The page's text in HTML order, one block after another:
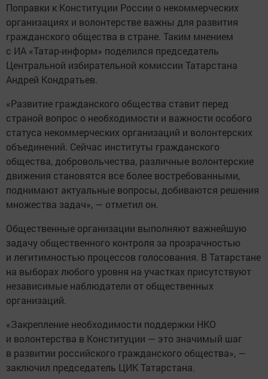
Поправки к Конституции России о некоммерческих
организациях и волонтерстве важны для развития
гражданского общества в стране. Таким мнением
с ИА «Татар-информ» поделился председатель
Центральной избирательной комиссии Татарстана
Андрей Кондратьев.
«Развитие гражданского общества ставит перед
страной вопрос о необходимости и важности особого
статуса некоммерческих организаций и волонтерских
объединений. Сейчас институты гражданского
общества, добровольчества, различные волонтерские
движения становятся все более востребованными,
поднимают актуальные вопросы, добиваются решения
множества задач», — отметил он.
Общественные организации выполняют важнейшую
задачу общественного контроля за прозрачностью
и легитимностью процессов голосования. В Татарстане
на выборах любого уровня на участках присутствуют
независимые наблюдатели от общественных
организаций.
«Закрепление необходимости поддержки НКО
и волонтерства в Конституции — это значимый шаг
в развитии российского гражданского общества», —
заключил председатель ЦИК Татарстана.